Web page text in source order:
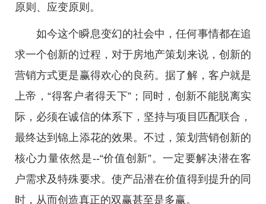
原则、应变原则。
如今这个瞬息变幻的社会中，任何事情都在追
求一个创新的过程，对于房地产策划来说，创新的
营销方式更是赢得欢心的良药。据了解，客户就是
上帝，“得客户者得天下”；同时，创新不能脱离实
际，必须在诚信的体系下，坚持与项目匹配联合，
最终达到锦上添花的效果。不过，策划营销创新的
核心力量依然是--“价值创新”。一定要解决潜在客
户需求及特殊要求。使产品潜在价值得到提升的同
时，从而创造真正的双赢甚至是多赢。